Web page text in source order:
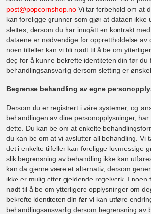
post@popcornshop.no Vi tar forbehold om at
kan foreligge grunner som gjør at dataen ikke
slettes, dersom du har inngått en kontrakt
dataene er nødvendige for opprettholdelse av
noen tilfeller kan vi bli nødt til å be om
deg for å kunne bekrefte identiteten din før du
behandlingsansvarlig dersom sletting er
Begrense behandling av egne
Dersom du er registrert i våre systemer, og
behandlingen av dine personopplysninger,
dette. Du kan be om at enkelte
du kan be om at vi avslutter all behandling. Vi
det i enkelte tilfeller kan foreligge lovmessige
slik begrensning av behandling ikke kan
kan da gjerne være et alternativ, dersom
ikke er mulig etter gjeldende regelverk. I noen
nødt til å be om ytterligere opplysninger om
bekrefte identiteten din før vi kan utføre
behandlingsansvarlig dersom begrensning av